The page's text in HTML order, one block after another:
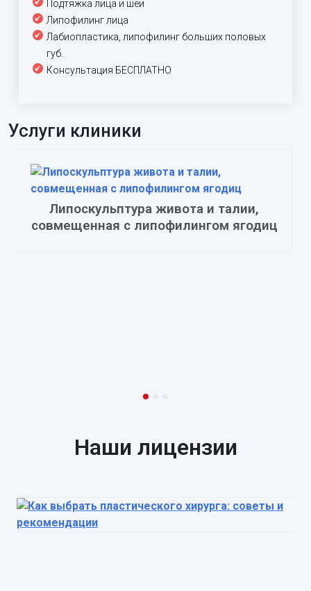
Подтяжка лица и шеи
Липофилинг лица
Лабиопластика, липофилинг больших половых
губ.
Консультация БЕСПЛАТНО
Услуги клиники
Липоскульптура живота и талии,
совмещенная с липофилингом ягодиц
Наши лицензии